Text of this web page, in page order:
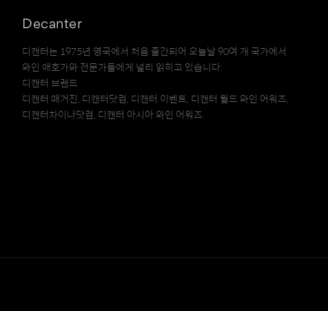
Decanter
디캔터는 1975년 영국에서 처음 출간되어 오늘날 90여 개 국가에서
와인 애호가와 전문가들에게 널리 읽히고 있습니다.
디캔터 브랜드
디캔터 매거진, 디캔터닷컴, 디캔터 이벤트, 디캔터 월드 와인 어워즈,
디캔터차이나닷컴, 디캔터 아시아 와인 어워즈.